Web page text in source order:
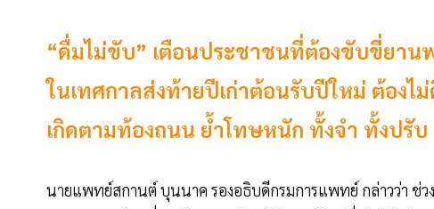
“ดื่มไม่ขับ” เตือนประชาชนที่ต้องขับขี่ยาน
ในเทศกาลส่งท้ายปีเก่าต้อนรับปีใหม่ ต้องไ
เกิดตามท้องถนน ย้ำโทษหนัก ทั้งจำ ทั้งปรับ
นายแพทย์สกานต์ บุนนาค รองอธิบดีกรมการแพทย์ กล่าวว่า ช่